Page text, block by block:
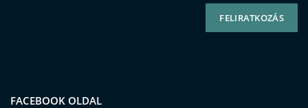
FACEBOOK OLDAL